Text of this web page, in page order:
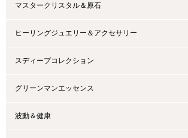
マスタークリスタル＆原石
ヒーリングジュエリー＆アクセサリー
スディープコレクション
グリーンマンエッセンス
波動＆健康